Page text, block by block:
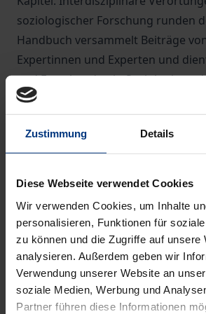
Zustimmung Details
Diese Webseite verwendet Cookies
Wir verwenden Cookies, um Inhalte
personalisieren, Funktionen für
zu können und die Zugriffe auf unsere
analysieren. Außerdem geben wir
Verwendung unserer Website an
soziale Medien, Werbung und
Partner führen diese Informationen
soziologischer Forschung runden
Handbuch versammelt Beiträge
Expertinnen und Experten und
und Forschenden in Soziologie und
Politikwissenschaft als zuverlässiges
Nachschlagewerk.
Mit Beiträgen von
Gert Albert | Andreas Anter | Kai
Christiane Bender | Katharina
Bochmann | Clemens Boehncke |
Bohlender | Gerda Bohmann |
Jenni Brichzin | André Brodocz |
Büttner | Sören Carlson | Robin